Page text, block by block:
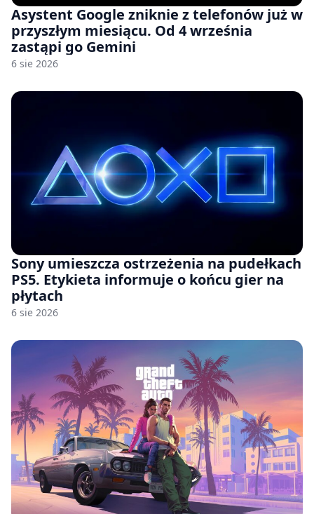
Asystent Google zniknie z telefonów już w
przyszłym miesiącu. Od 4 września
zastąpi go Gemini
6 sie 2026
Sony umieszcza ostrzeżenia na pudełkach
PS5. Etykieta informuje o końcu gier na
płytach
6 sie 2026